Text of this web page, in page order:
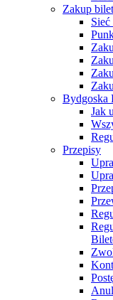
Zakup
Bydgoska
Jak
Przepisy